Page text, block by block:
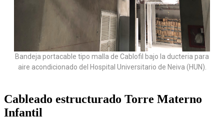
Bandeja portacable tipo malla de Cablofil bajo la ducteria para
aire acondicionado del Hospital Universitario de Neiva (HUN).
Cableado estructurado Torre Materno
Infantil